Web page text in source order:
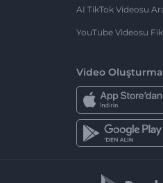
AI TikTok Videosu
YouTube Videosu
Video